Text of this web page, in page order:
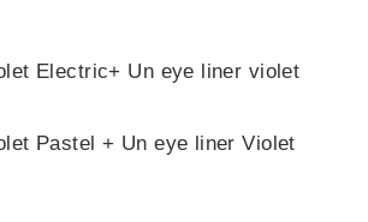
Electric+ Un eye liner violet
Pastel + Un eye liner Violet